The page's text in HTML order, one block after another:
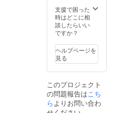
自社茶
畑＆
d:matc
ha
CAFE &
KITCHE
N ・ツ
アーガ
d:matc
ha
Kyotoス
タッフ
のもの
となり
ます。
・まさ
にひと
つだけ
のお茶
が作れ
＜詳細
＞ ・担
当者：
田中洋
支援で困った
時はどこに相
談したらいい
ですか？
ヘルプページを
見る
このプロジェクト
の問題報告はこち
ら よりお問い合わ